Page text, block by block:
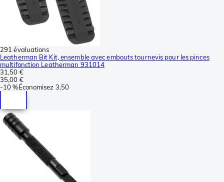
291 évaluations
Leatherman Bit Kit, ensemble avec embouts tournevis pour les pinces
multifonction Leatherman 931014
31,50 €
35,00 €
-10 %Économisez 3,50